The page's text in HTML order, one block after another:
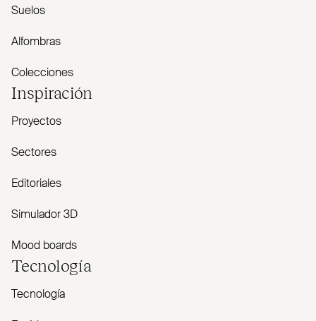
Suelos
Alfombras
Colecciones
Inspiración
Proyectos
Sectores
Editoriales
Simulador 3D
Mood boards
Tecnología
Tecnología